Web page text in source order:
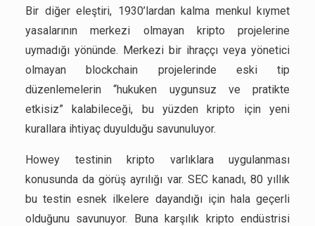
Bir diğer eleştiri, 1930’lardan kalma menkul kıymet
yasalarının merkezi olmayan kripto projelerine
uymadığı yönünde. Merkezi bir ihraççı veya yönetici
olmayan blockchain projelerinde eski tip
düzenlemelerin “hukuken uygunsuz ve pratikte
etkisiz” kalabileceği, bu yüzden kripto için yeni
kurallara ihtiyaç duyulduğu savunuluyor.
Howey testinin kripto varlıklara uygulanması
konusunda da görüş ayrılığı var. SEC kanadı, 80 yıllık
bu testin esnek ilkelere dayandığı için hala geçerli
olduğunu savunuyor. Buna karşılık kripto endüstrisi